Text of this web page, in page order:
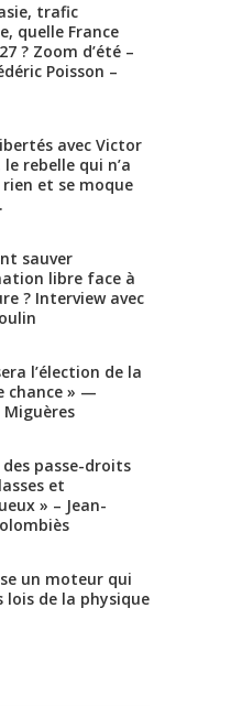
trafic
quelle France
? Zoom d’été –
Poisson –
avec Victor
le rebelle qui n’a
rien et se moque
sauver
libre face à
? Interview avec
l’élection de la
chance » —
Miguères
des passe-droits
et
» – Jean-
un moteur qui
lois de la physique